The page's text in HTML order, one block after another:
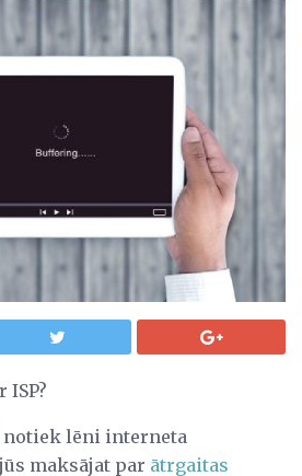
ISP?
notiek lēni interneta
maksājat par ātrgaitas